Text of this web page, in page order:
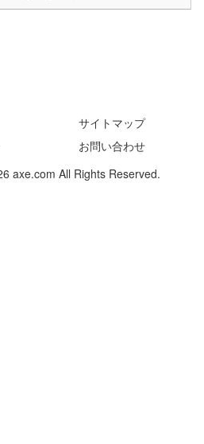
サイトマップ
お問い合わせ
axe.com All Rights Reserved.